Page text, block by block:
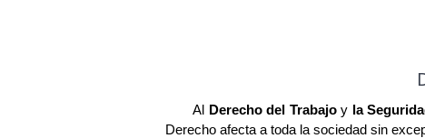
Al Derecho del Trabajoy la
Derecho afecta a toda la sociedad sin